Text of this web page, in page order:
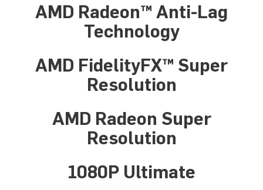
AMD Radeon™ Anti-Lag
Technology
AMD FidelityFX™ Super
Resolution
AMD Radeon Super
Resolution
1080P Ultimate